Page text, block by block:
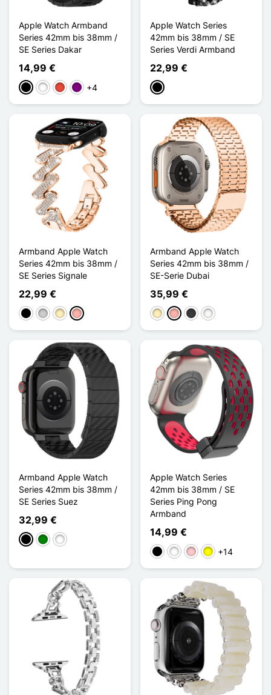
Apple Watch Armband
Series 42mm bis 38mm /
SE Series Dakar
14,99 €
Schwarz
WeißRot Violett
+4
Apple Watch Series
42mm bis 38mm / SE
Series Verdi Armband
22,99 €
Schwarz
Armband Apple Watch
Series 42mm bis 38mm /
SE Series Signale
22,99 €
Schwarz
SilberGoldenRoségold
Armband Apple Watch
Series 42mm bis 38mm /
SE-Serie Dubai
35,99 €
GoldenRoségoldDunkelgrau
Blanc Étoilé
Armband Apple Watch
Series 42mm bis 38mm /
SE Series Suez
32,99 €
Schwarz
GrünBleu Nuit
Apple Watch Series
42mm bis 38mm / SE
Series Ping Pong
Armband
14,99 €
Schwarz
WeißPinkGelb+14